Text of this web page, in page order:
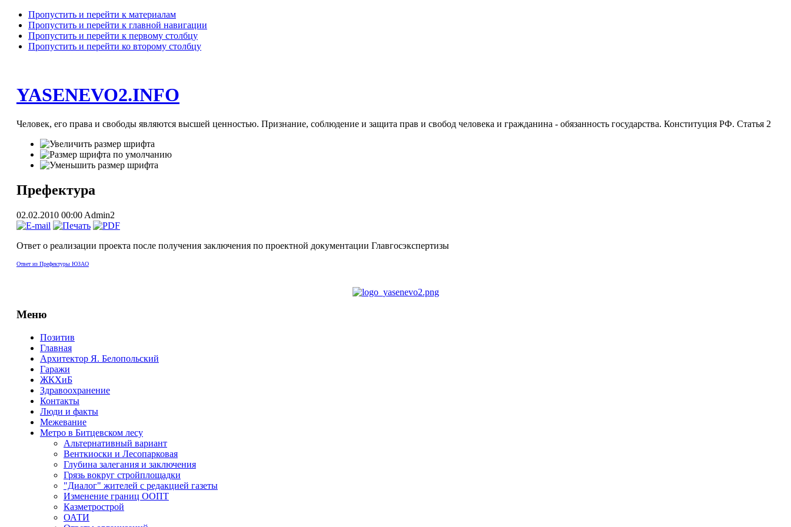
Пропустить и перейти к материалам
Пропустить и перейти к главной навигации
Пропустить и перейти к первому столбцу
Пропустить и перейти ко второму столбцу
YASENEVO2.INFO
Человек, его права и свободы являются высшей ценностью. Признание, соблюдение и защита прав и свобод человека и гражданина - обязанность государства. Конституция РФ. Статья 2
Префектура
02.02.2010 00:00 Admin2
Ответ о реализации проекта после получения заключения по проектной документации Главгосэкспертизы
Ответ из Префектуры ЮЗАО
Меню
Позитив
Главная
Архитектор Я. Белопольский
Гаражи
ЖКХиБ
Здравоохранение
Контакты
Люди и факты
Межевание
Метро в Битцевском лесу
Альтернативный вариант
Венткиоски и Лесопарковая
Глубина залегания и заключения
Грязь вокруг стройплощадки
"Диалог" жителей с редакцией газеты
Изменение границ ООПТ
Казметрострой
ОАТИ